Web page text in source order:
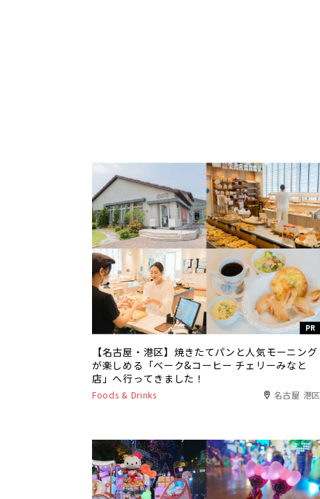
PR
【名古屋・港区】焼きたてパンと人気モーニング
が楽しめる「ベーク&コーヒー チェリーみなと
店」へ行ってきました！
Foods & Drinks 名古屋 港区